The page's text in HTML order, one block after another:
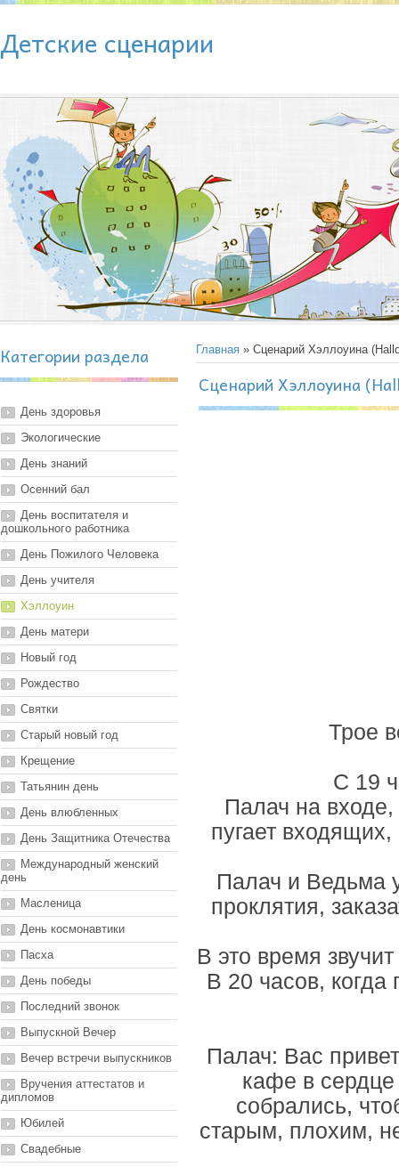
Детские сценарии
Категории раздела
День здоровья
Экологические
День знаний
Осенний бал
День воспитателя и
дошкольного работника
День Пожилого Человека
День учителя
Хэллоуин
День матери
Новый год
Рождество
Святки
Старый новый год
Крещение
Татьянин день
День влюбленных
День Защитника Отечества
Международный женский
день
Масленица
День космонавтики
Пасха
День победы
Последний звонок
Выпускной Вечер
Вечер встречи выпускников
Вручения аттестатов и
дипломов
Юбилей
Свадебные
Главная » Сценарий Хэллоуина
Сценарий Хэллоуина
Трое
С 19
Палач на
пугает
Палач и Ведьма
проклятия,
В это время
В 20 часов,
Палач: Вас
кафе в
собрались,
старым, плохим,